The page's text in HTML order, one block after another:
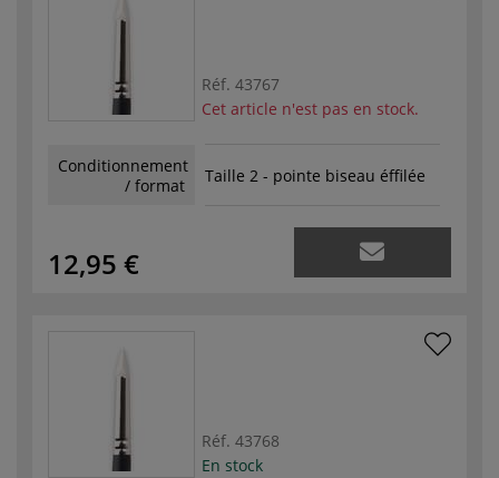
Réf. 43767
Cet article n'est pas en stock.
Conditionnement
/ format
Taille 2 - pointe biseau éffilée
12,95 €
Réf. 43768
En stock